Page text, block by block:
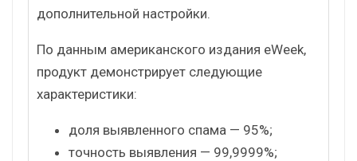
дополнительной настройки.
По данным американского издания eWeek,
продукт демонстрирует следующие
характеристики:
доля выявленного спама — 95%;
точность выявления — 99,9999%;